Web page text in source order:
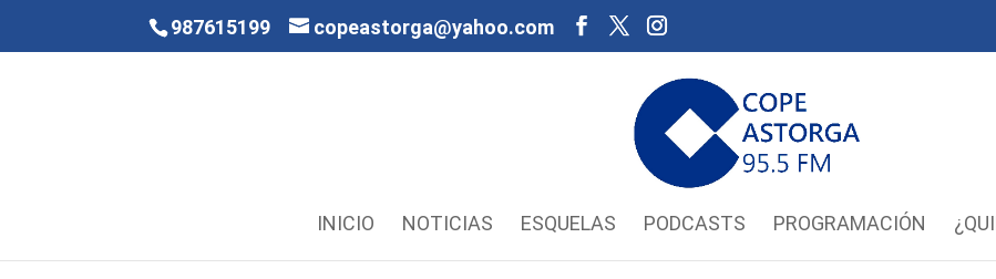
987615199 copeastorga@yahoo.com
INICIO NOTICIAS ESQUELAS PODCASTS PROGRAMACIÓN